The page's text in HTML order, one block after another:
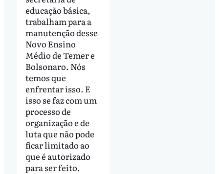
educação básica,
trabalham para a
manutenção desse
Novo Ensino
Médio de Temer e
Bolsonaro. Nós
temos que
enfrentar isso. E
isso se faz com um
processo de
organização e de
luta que não pode
ficar limitado ao
que é autorizado
para ser feito.